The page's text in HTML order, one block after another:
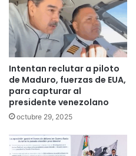
Intentan reclutar a piloto
de Maduro, fuerzas de EUA,
para capturar al
presidente venezolano
octubre 29, 2025